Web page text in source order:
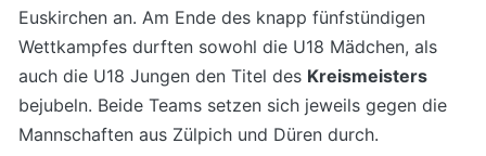
Euskirchen an. Am Ende des knapp fünfstündigen
Wettkampfes durften sowohl die U18 Mädchen, als
auch die U18 Jungen den Titel des Kreismeisters
bejubeln. Beide Teams setzen sich jeweils gegen die
Mannschaften aus Zülpich und Düren durch.